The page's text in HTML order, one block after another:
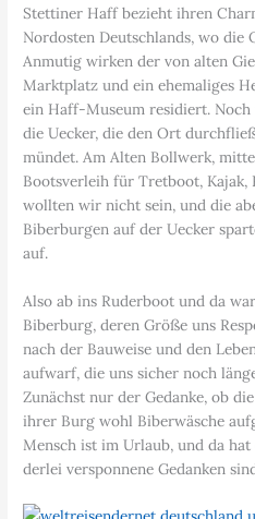
Stettiner Haff bezieht ihren
Nordosten Deutschlands, wo die
Anmutig wirken der von alten
Marktplatz und ein ehemaliges
ein Haff-Museum residiert.
die Uecker, die den Ort
mündet. Am Alten Bollwerk,
Bootsverleih für Tretboot,
wollten wir nicht sein, und die
Biberburgen auf der Uecker
auf.
Also ab ins Ruderboot und da
Biberburg, deren Größe uns
nach der Bauweise und den
aufwarf, die uns sicher noch
Zunächst nur der Gedanke, ob
ihrer Burg wohl Biberwäsche
Mensch ist im Urlaub, und da
derlei versponnene Gedanken